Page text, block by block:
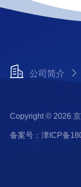
公司简介
Copyright © 2026
备案号：津ICP备